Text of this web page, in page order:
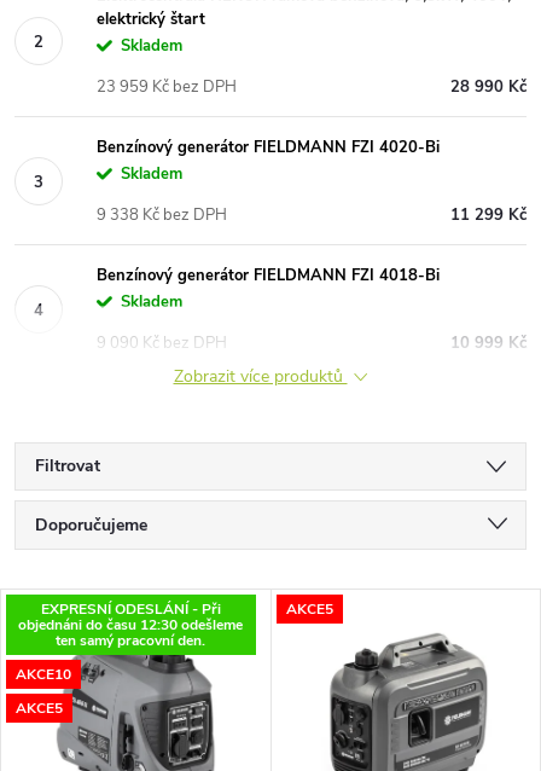
elektrický štart
Skladem
28 990 Kč
23 959 Kč bez DPH
Benzínový generátor FIELDMANN FZI 4020-Bi
Skladem
11 299 Kč
9 338 Kč bez DPH
Benzínový generátor FIELDMANN FZI 4018-Bi
Skladem
10 999 Kč
9 090 Kč bez DPH
Zobrazit více produktů
Filtrovat
Ř
a
z
e
Doporučujeme
Nejdražší
Nejprodávanější
Abecedně
V
ý
p
EXPRESNÍ ODESLÁNÍ - Při
objednáni do času 12:30 odešleme
ten samý pracovní den.
AKCE10
AKCE5
AKCE5